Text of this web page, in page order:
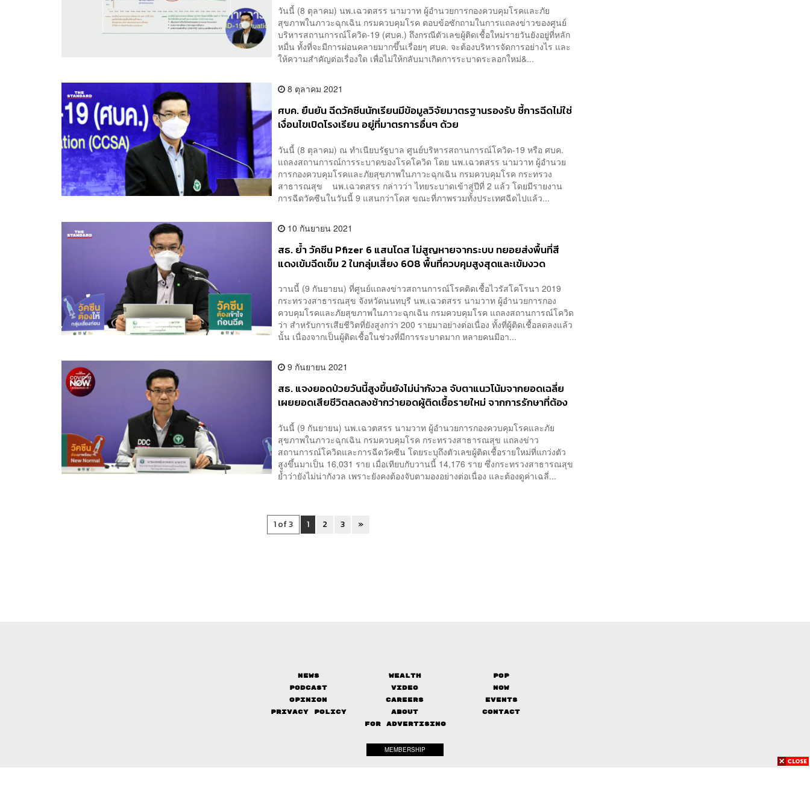
วันนี้ (8 ตุลาคม) นพ.เฉวตสรร นามวาท ผู้อำนวยการกองควบคุมโรคและภัย
สุขภาพในภาวะฉุกเฉิน กรมควบคุมโรค ตอบข้อซักถามในการแถลงข่าวของศูนย์
บริหารสถานการณ์โควิด-19 (ศบค.) ถึงกรณีตัวเลขผู้ติดเชื้อใหม่รายวันยังอยู่ที่หลัก
หมื่น ทั้งที่จะมีการผ่อนคลายมากขึ้นเรื่อยๆ ศบค. จะต้องบริหารจัดการอย่างไร และ
ให้ความสำคัญต่อเรื่องใด เพื่อไม่ให้กลับมาเกิดการระบาดระลอกใหม่&...
8 ตุลาคม 2021
ศบค. ยืนยัน ฉีดวัคซีนนักเรียนมีข้อมูลวิจัยมาตรฐานรองรับ ชี้การฉีดไม่ใช่
เงื่อนไขเปิดโรงเรียน อยู่ที่มาตรการอื่นๆ ด้วย
วันนี้ (8 ตุลาคม) ณ ทำเนียบรัฐบาล ศูนย์บริหารสถานการณ์โควิด-19 หรือ ศบค.
แถลงสถานการณ์การระบาดของโรคโควิด โดย นพ.เฉวตสรร นามวาท ผู้อำนวย
การกองควบคุมโรคและภัยสุขภาพในภาวะฉุกเฉิน กรมควบคุมโรค กระทรวง
สาธารณสุข นพ.เฉวตสรร กล่าวว่า ไทยระบาดเข้าสู่ปีที่ 2 แล้ว โดยมีรายงาน
การฉีดวัคซีนในวันนี้ 9 แสนกว่าโดส ขณะที่ภาพรวมทั้งประเทศฉีดไปแล้ว...
10 กันยายน 2021
สธ. ย้ำ วัคซีน Pfizer 6 แสนโดส ไม่สูญหายจากระบบ ทยอยส่งพื้นที่สี
แดงเข้มฉีดเข็ม 2 ในกลุ่มเสี่ยง 608 พื้นที่ควบคุมสูงสุดและเข้มงวด
วานนี้ (9 กันยายน) ที่ศูนย์แถลงข่าวสถานการณ์โรคติดเชื้อไวรัสโคโรนา 2019
กระทรวงสาธารณสุข จังหวัดนนทบุรี นพ.เฉวตสรร นามวาท ผู้อำนวยการกอง
ควบคุมโรคและภัยสุขภาพในภาวะฉุกเฉิน กรมควบคุมโรค แถลงสถานการณ์โควิด
ว่า สำหรับการเสียชีวิตที่ยังสูงกว่า 200 รายมาอย่างต่อเนื่อง ทั้งที่ผู้ติดเชื้อลดลงแล้ว
นั้น เนื่องจากเป็นผู้ติดเชื้อในช่วงที่มีการระบาดมาก หลายคนมีอา...
9 กันยายน 2021
สธ. แจงยอดป่วยวันนี้สูงขึ้นยังไม่น่ากังวล จับตาแนวโน้มจากยอดเฉลี่ย
เผยยอดเสียชีวิตลดลงช้ากว่ายอดผู้ติดเชื้อรายใหม่ จากการรักษาที่ต้อง
วันนี้ (9 กันยายน) นพ.เฉวตสรร นามวาท ผู้อำนวยการกองควบคุมโรคและภัย
สุขภาพในภาวะฉุกเฉิน กรมควบคุมโรค กระทรวงสาธารณสุข แถลงข่าว
สถานการณ์โควิดและการฉีดวัคซีน โดยระบุถึงตัวเลขผู้ติดเชื้อรายใหม่ที่แกว่งตัว
สูงขึ้นมาเป็น 16,031 ราย เมื่อเทียบกับวานนี้ 14,176 ราย ซึ่งกระทรวงสาธารณสุข
ย้ำว่ายังไม่น่ากังวล เพราะยังคงต้องจับตามองอย่างต่อเนื่อง และต้องดูค่าเฉลี่...
1 of 3 1 2 3 »
News Wealth
Pop
Podcast
Video
Now
Opinion
Careers
Events
Privacy Policy
About
Contact
FOR ADVERTISING
MEMBERSHIP